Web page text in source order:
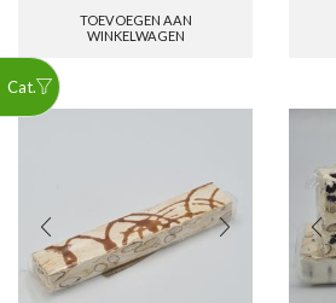
TOEVOEGEN AAN
WINKELWAGEN